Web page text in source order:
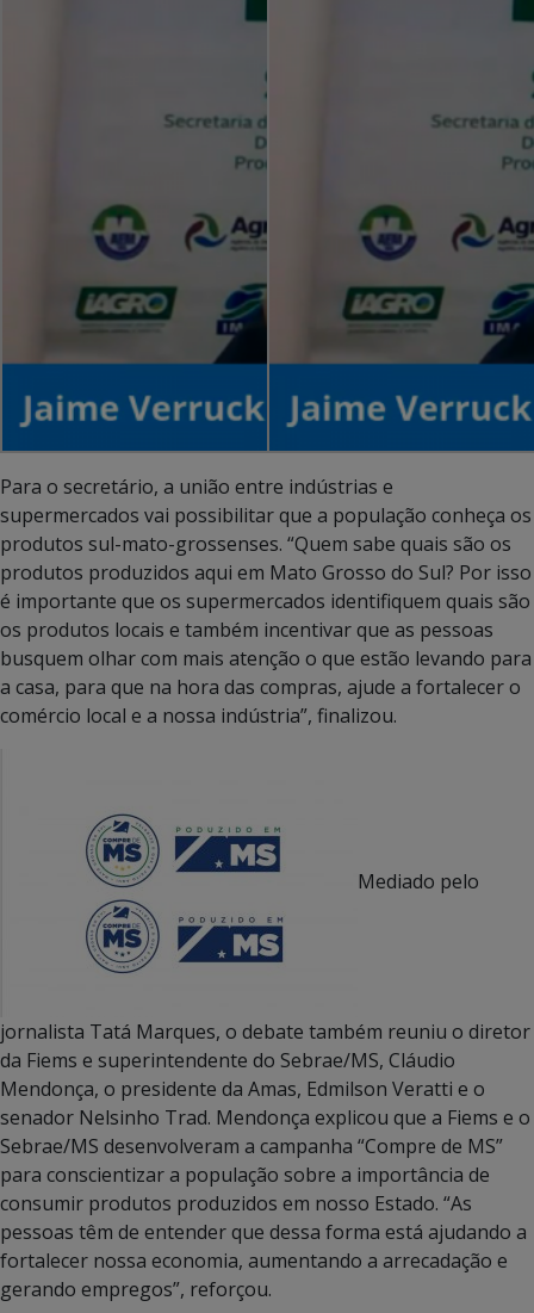
Para o secretário, a união entre indústrias e
supermercados vai possibilitar que a população conheça os
produtos sul-mato-grossenses. “Quem sabe quais são os
produtos produzidos aqui em Mato Grosso do Sul? Por isso
é importante que os supermercados identifiquem quais são
os produtos locais e também incentivar que as pessoas
busquem olhar com mais atenção o que estão levando para
a casa, para que na hora das compras, ajude a fortalecer o
comércio local e a nossa indústria”, finalizou.
Mediado pelo
jornalista Tatá Marques, o debate também reuniu o diretor
da Fiems e superintendente do Sebrae/MS, Cláudio
Mendonça, o presidente da Amas, Edmilson Veratti e o
senador Nelsinho Trad. Mendonça explicou que a Fiems e o
Sebrae/MS desenvolveram a campanha “Compre de MS”
para conscientizar a população sobre a importância de
consumir produtos produzidos em nosso Estado. “As
pessoas têm de entender que dessa forma está ajudando a
fortalecer nossa economia, aumentando a arrecadação e
gerando empregos”, reforçou.